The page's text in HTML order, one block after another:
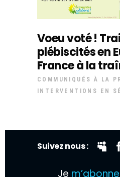
Voeu voté !
plébiscités en
France à la
COMMUNIQUÉS À LA
INTERVENTIONS EN
Suivez nous :
Je m’abonne